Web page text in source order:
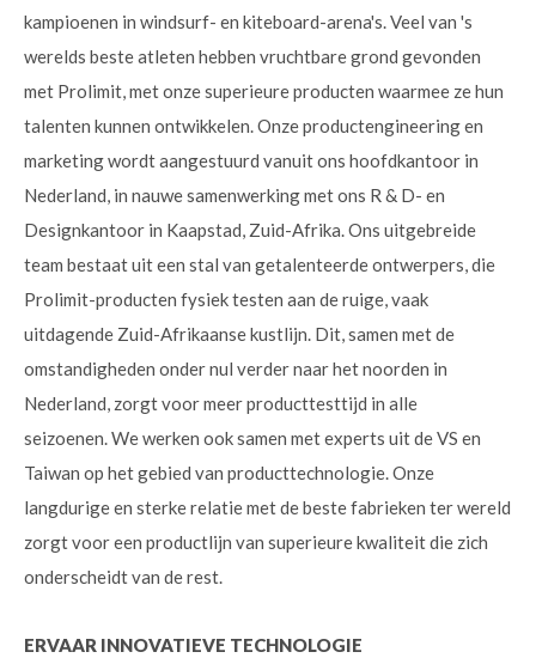
kampioenen in windsurf- en kiteboard-arena's. Veel van 's
werelds beste atleten hebben vruchtbare grond gevonden
met Prolimit, met onze superieure producten waarmee ze hun
talenten kunnen ontwikkelen. Onze productengineering en
marketing wordt aangestuurd vanuit ons hoofdkantoor in
Nederland, in nauwe samenwerking met ons R & D- en
Designkantoor in Kaapstad, Zuid-Afrika. Ons uitgebreide
team bestaat uit een stal van getalenteerde ontwerpers, die
Prolimit-producten fysiek testen aan de ruige, vaak
uitdagende Zuid-Afrikaanse kustlijn. Dit, samen met de
omstandigheden onder nul verder naar het noorden in
Nederland, zorgt voor meer producttesttijd in alle
seizoenen. We werken ook samen met experts uit de VS en
Taiwan op het gebied van producttechnologie. Onze
langdurige en sterke relatie met de beste fabrieken ter wereld
zorgt voor een productlijn van superieure kwaliteit die zich
onderscheidt van de rest.
ERVAAR INNOVATIEVE TECHNOLOGIE